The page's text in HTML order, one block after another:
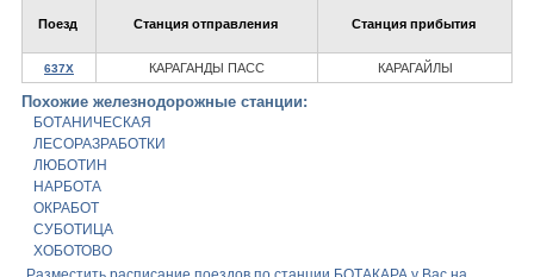
Поезд Станция отправления Станция прибытия
637Х КАРАГАНДЫ ПАСС КАРАГАЙЛЫ
Похожие железнодорожные станции:
БОТАНИЧЕСКАЯ
ЛЕСОРАЗРАБОТКИ
ЛЮБОТИН
НАРБОТА
ОКРАБОТ
СУБОТИЦА
ХОБОТОВО